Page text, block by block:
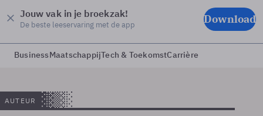
Jouw vak in je broekzak!
De beste leeservaring met de app Download
BusinessMaatschappijTech & ToekomstCarrière
AUTEUR